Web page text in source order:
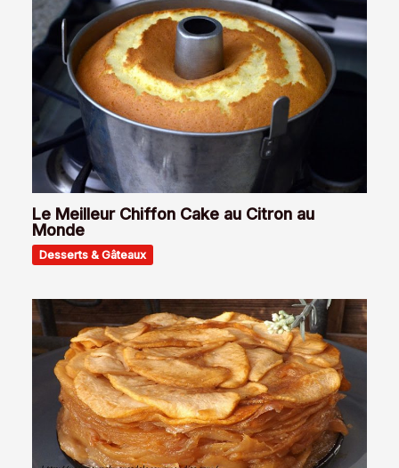
Le Meilleur Chiffon Cake au Citron au
Monde
Desserts & Gâteaux